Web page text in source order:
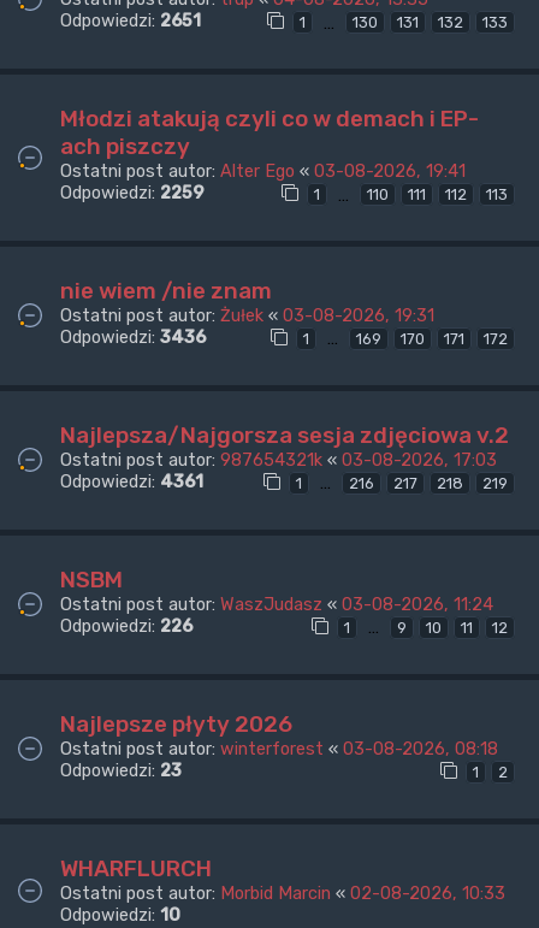
Odpowiedzi: 2651 1 … 130 131 132 133
Młodzi atakują czyli co w demach i EP-
ach piszczy
Ostatni post autor: Alter Ego « 03-08-2026, 19:41
Odpowiedzi: 2259 1 110 111 112 113
nie wiem /nie znam
Ostatni post autor: Żułek « 03-08-2026, 19:31
Odpowiedzi: 3436 1 … 169 170 171 172
Najlepsza/Najgorsza sesja zdjęciowa v.2
Ostatni post autor: 987654321k « 03-08-2026, 17:03
Odpowiedzi: 4361 1 … 216 217 218 219
NSBM
Ostatni post autor: WaszJudasz « 03-08-2026, 11:24
Odpowiedzi: 226 1 … 9 10 11 12
Najlepsze płyty 2026
Ostatni post autor: winterforest « 03-08-2026, 08:18
Odpowiedzi: 23 1 2
WHARFLURCH
Ostatni post autor: Morbid Marcin « 02-08-2026, 10:33
Odpowiedzi: 10